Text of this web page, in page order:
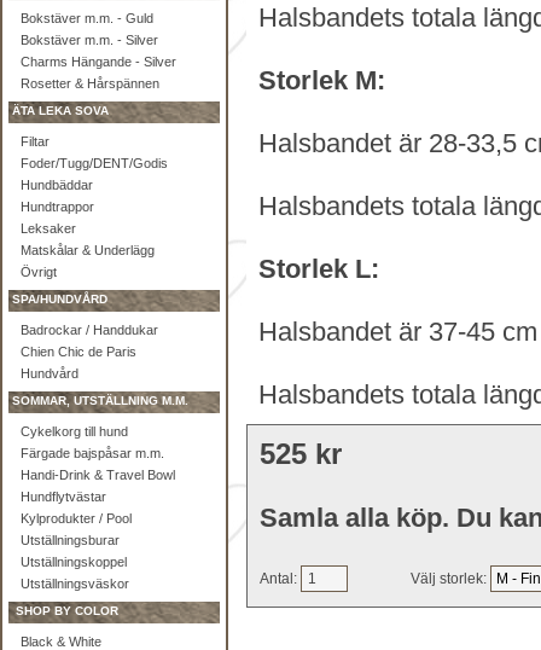
Bokstäver m.m. - Guld
Bokstäver m.m. - Silver
Charms Hängande - Silver
Rosetter & Hårspännen
ÄTA LEKA SOVA
Filtar
Foder/Tugg/DENT/Godis
Hundbäddar
Hundtrappor
Leksaker
Matskålar & Underlägg
Övrigt
SPA/HUNDVÅRD
Badrockar / Handdukar
Chien Chic de Paris
Hundvård
SOMMAR, UTSTÄLLNING M.M.
Cykelkorg till hund
Färgade bajspåsar m.m.
Handi-Drink & Travel Bowl
Hundflytvästar
Kylprodukter / Pool
Utställningsburar
Utställningskoppel
Utställningsväskor
SHOP BY COLOR
Black & White
Halsbandets totala
Storlek M:
Halsbandet är 28-33,5
Halsbandets totala
Storlek L:
Halsbandet är 37-45
Halsbandets totala
525 kr
Samla alla köp. Du
Antal: Välj storlek: